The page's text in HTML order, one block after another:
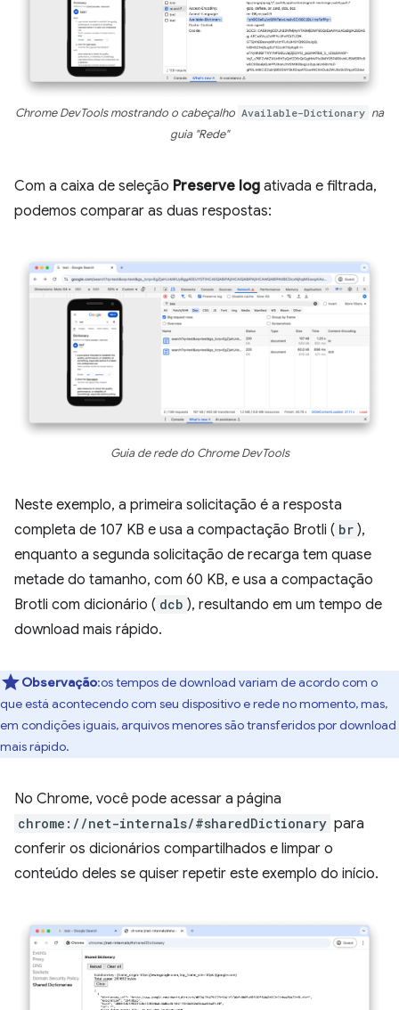
Chrome DevTools mostrando o cabeçalho Available-Dictionary na
guia "Rede"
Com a caixa de seleção Preserve log ativada e filtrada,
podemos comparar as duas respostas:
Guia de rede do Chrome DevTools
Neste exemplo, a primeira solicitação é a resposta
completa de 107 KB e usa a compactação Brotli ( br ),
enquanto a segunda solicitação de recarga tem quase
metade do tamanho, com 60 KB, e usa a compactação
Brotli com dicionário ( dcb ), resultando em um tempo de
download mais rápido.
Observação:os tempos de download variam de acordo com o
que está acontecendo com seu dispositivo e rede no momento, mas,
em condições iguais, arquivos menores são transferidos por download
mais rápido.
No Chrome, você pode acessar a página
chrome://net-internals/#sharedDictionary para
conferir os dicionários compartilhados e limpar o
conteúdo deles se quiser repetir este exemplo do início.